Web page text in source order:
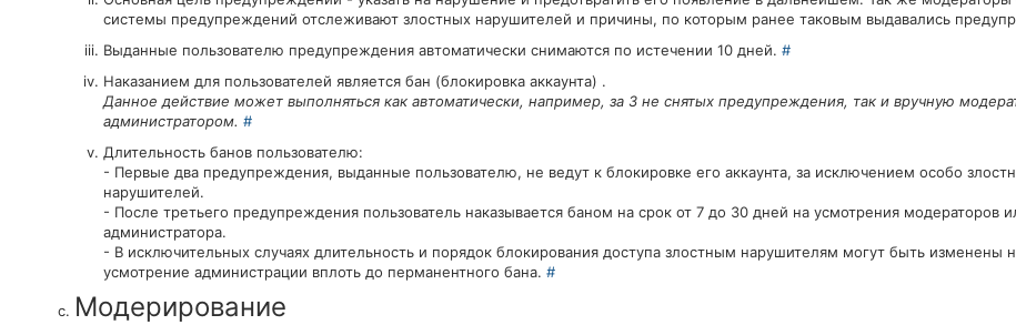
системы предупреждений отслеживают злостных нарушителей и причины, по которым ранее таковым выдавались
Выданные пользователю предупреждения автоматически снимаются по истечении 10 дней. #
Наказанием для пользователей является бан (блокировка аккаунта) .
Данное действие может выполняться как автоматически, например, за 3 не снятых предупреждения, так и вручную
администратором. #
Длительность банов пользователю:
- Первые два предупреждения, выданные пользователю, не ведут к блокировке его аккаунта, за исключением особо
нарушителей.
- После третьего предупреждения пользователь наказывается баном на срок от 7 до 30 дней на усмотрения модераторов
администратора.
- В исключительных случаях длительность и порядок блокирования доступа злостным нарушителям могут быть изменены
усмотрение администрации вплоть до перманентного бана. #
Модерирование